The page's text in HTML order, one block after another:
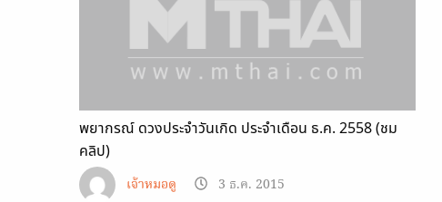
พยากรณ์ ดวงประจำวันเกิด ประจำเดือน ธ.ค. 2558 (ชม
คลิป)
เจ้าหมอดู
3 ธ.ค. 2015